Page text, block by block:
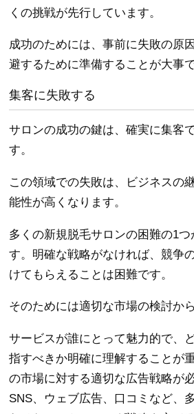
くの挑戦が先行しています。
成功のためには、事前に失敗の原
避するために準備することが大事で
集客に失敗する
サロンの成功の鍵は、確実に集客
す。
この領域での失敗は、ビジネスの
能性が高くなります。
多くの新規脱毛サロンの困難の1
す。明確な戦略がなければ、競争
けてもらえることは困難です。
そのためには適切な市場の検討か
サービスが誰にとって魅力的で、
指すべきか明確に理解することが
の市場に対する適切な広告戦略が
SNS、ウェブ広告、口コミなど、